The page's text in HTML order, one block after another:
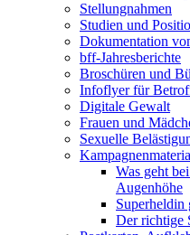
Stellungnahmen
Studien und
Dokumentation
bff-Jahresberichte
Broschüren und
Infoflyer für
Digitale Gewalt
Frauen und
Sexuelle
Was geht
Augenhöhe
Superheldin
Der richtige